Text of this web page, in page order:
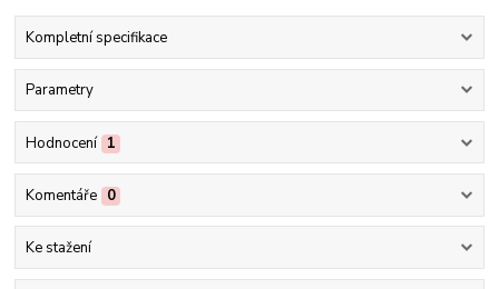
Kompletní specifikace
Parametry
Hodnocení 1
Komentáře 0
Ke stažení